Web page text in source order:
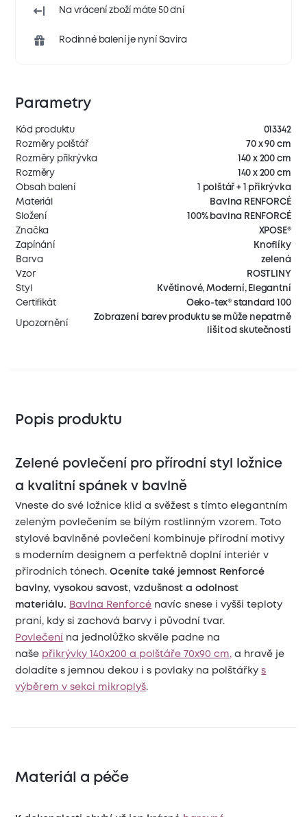
Na vrácení zboží máte 50 dní
Rodinné balení je nyní Savira
Parametry
Kód produktu
013342
Rozměry polštář
70 x 90 cm
Rozměry přikrývka
140 x 200 cm
Rozměry
140 x 200 cm
Obsah balení
1 polštář + 1 přikrývka
Materiál
Bavlna RENFORCÉ
Složení
100% bavlna RENFORCÉ
Značka
XPOSE®
Zapínání
Knoflíky
Barva
zelená
Vzor
ROSTLINY
Styl
Květinové, Moderní, Elegantní
Certifikát
Oeko-tex® standard 100
Upozornění
Zobrazení barev produktu se může nepatrně
lišit od skutečnosti
Popis produktu
Zelené povlečení pro přírodní styl ložnice
a kvalitní spánek v bavlně
Vneste do své ložnice klid a svěžest s tímto elegantním
zeleným povlečením se bílým rostlinným vzorem. Toto
stylové bavlněné povlečení kombinuje přírodní motivy
s moderním designem a perfektně doplní interiér v
přírodních tónech. Oceníte také jemnost Renforcé
bavlny, vysokou savost, vzdušnost a odolnost
materiálu. Bavlna Renforcé navíc snese i vyšší teploty
praní, kdy si zachová barvy i původní tvar.
Povlečení
na jednolůžko skvěle padne na
naše přikrývky 140x200 a polštáře 70x90 cm, a hravě je
doladíte s jemnou dekou i s povlaky na polštářkys
výběrem v sekci mikroplyš.
Materiál a péče